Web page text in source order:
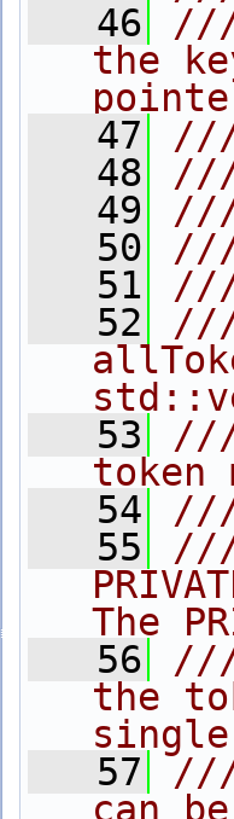
   46
///
the
   47
   48
///
   49
///
   50
///
   51
   52
///
   53
///
token
   54
   55
///
The
   56
///
the
   57
///
can